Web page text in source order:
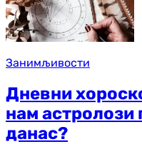
Занимљивости
Дневни
нам астролози
данас?